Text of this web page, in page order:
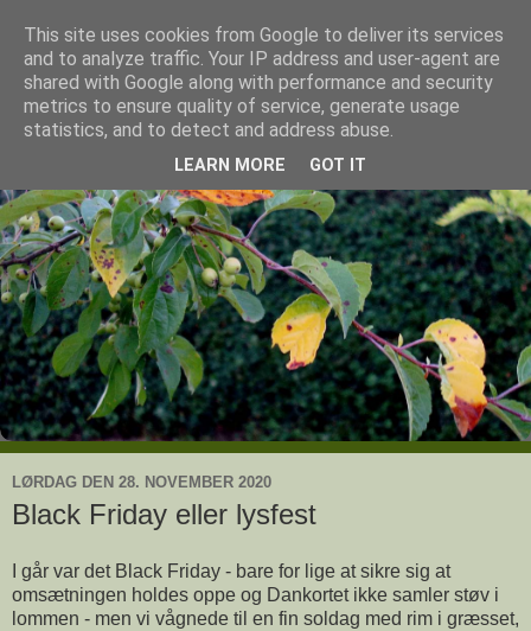
Ullas have
- en knoldesparkers betragtninger
LØRDAG DEN 28. NOVEMBER 2020
Black Friday eller lysfest
I går var det Black Friday - bare for lige at sikre sig at
omsætningen holdes oppe og Dankortet ikke samler støv i
lommen - men vi vågnede til en fin soldag med rim i græsset,
This site uses cookies from Google to deliver its services
and to analyze traffic. Your IP address and user-agent are
shared with Google along with performance and security
metrics to ensure quality of service, generate usage
statistics, and to detect and address abuse.
LEARN MORE GOT IT